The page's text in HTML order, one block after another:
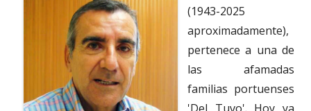
(1943-2025
aproximadamente),
pertenece a una de
las afamadas
familias portuenses